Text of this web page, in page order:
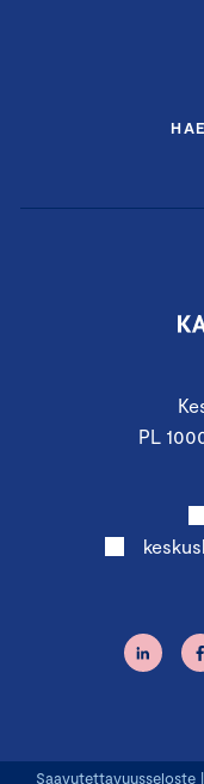
PL
Saavutettavuusseloste |